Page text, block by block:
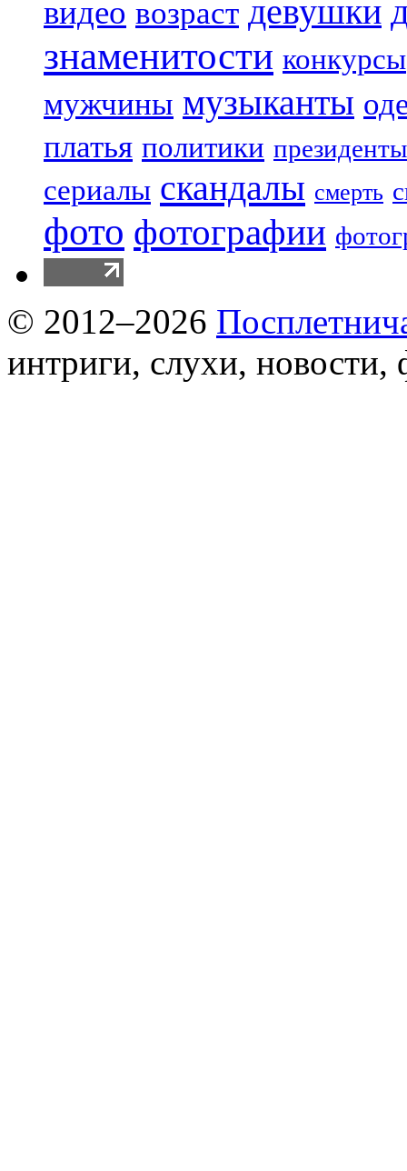
видео возраст девушки
знаменитости конкурсы
мужчины музыканты
платья политики президенты
сериалы скандалы смерть
фото фотографии
© 2012–2026
интриги, слухи, новости,